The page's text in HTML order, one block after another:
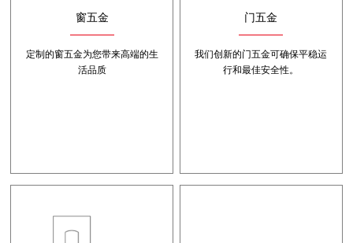
窗五金
定制的窗五金为您带来高端的生
活品质
门五金
我们创新的门五金可确保平稳运
行和最佳安全性。